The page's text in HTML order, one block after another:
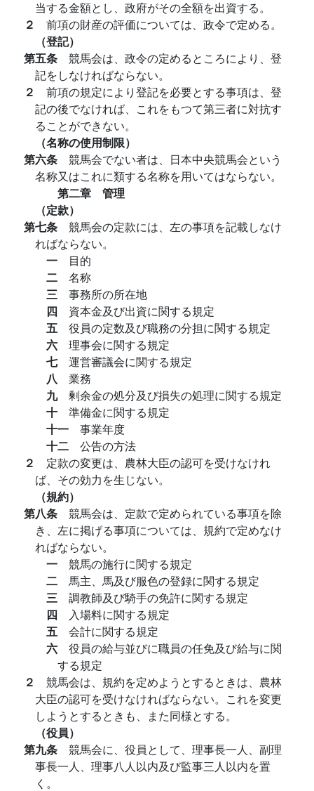
当する金額とし、政府がその全額を出資する。
２ 前項の財産の評価については、政令で定める。
（登記）
第五条 競馬会は、政令の定めるところにより、登
記をしなければならない。
２ 前項の規定により登記を必要とする事項は、登
記の後でなければ、これをもつて第三者に対抗す
ることができない。
（名称の使用制限）
第六条 競馬会でない者は、日本中央競馬会という
名称又はこれに類する名称を用いてはならない。
第二章 管理
（定款）
第七条 競馬会の定款には、左の事項を記載しなけ
ればならない。
一 目的
二 名称
三 事務所の所在地
四 資本金及び出資に関する規定
五 役員の定数及び職務の分担に関する規定
六 理事会に関する規定
七 運営審議会に関する規定
八 業務
九 剰余金の処分及び損失の処理に関する規定
十 準備金に関する規定
十一 事業年度
十二 公告の方法
２ 定款の変更は、農林大臣の認可を受けなけれ
ば、その効力を生じない。
（規約）
第八条 競馬会は、定款で定められている事項を除
き、左に掲げる事項については、規約で定めなけ
ればならない。
一 競馬の施行に関する規定
二 馬主、馬及び服色の登録に関する規定
三 調教師及び騎手の免許に関する規定
四 入場料に関する規定
五 会計に関する規定
六 役員の給与並びに職員の任免及び給与に関
する規定
２ 競馬会は、規約を定めようとするときは、農林
大臣の認可を受けなければならない。これを変更
しようとするときも、また同様とする。
（役員）
第九条 競馬会に、役員として、理事長一人、副理
事長一人、理事八人以内及び監事三人以内を置
く。